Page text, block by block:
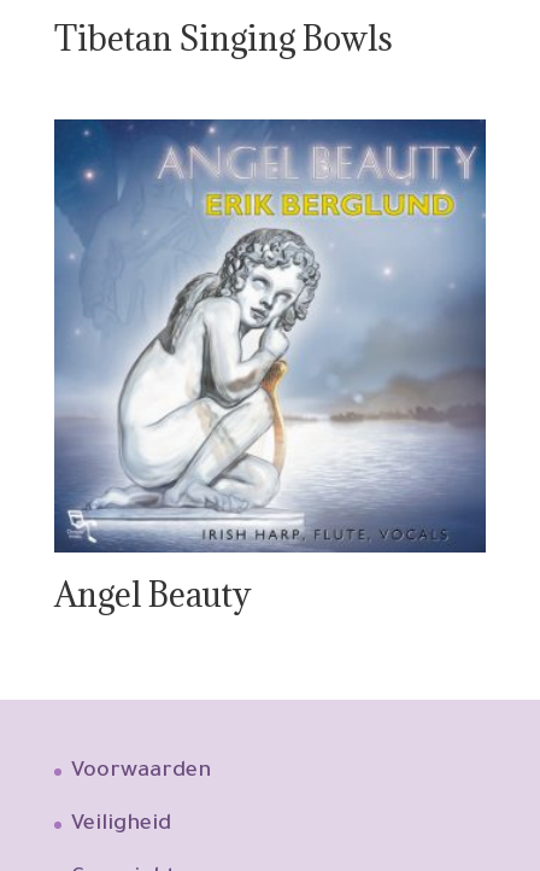
Tibetan Singing Bowls
Angel Beauty
Voorwaarden
Veiligheid